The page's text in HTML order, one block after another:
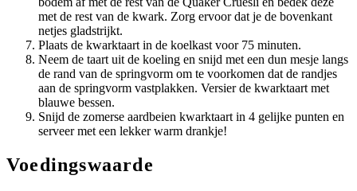
met de rest van de kwark. Zorg ervoor dat je de bovenkant
netjes gladstrijkt.
Plaats de kwarktaart in de koelkast voor 75 minuten.
Neem de taart uit de koeling en snijd met een dun mesje langs
de rand van de springvorm om te voorkomen dat de randjes
aan de springvorm vastplakken. Versier de kwarktaart met
blauwe bessen.
Snijd de zomerse aardbeien kwarktaart in 4 gelijke punten en
serveer met een lekker warm drankje!
Voedingswaarde